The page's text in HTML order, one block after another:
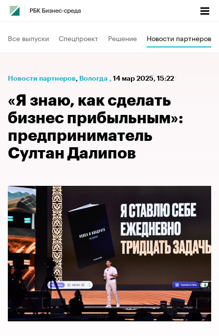
Все выпуски Спецпроект Решение Новости партнеров
Новости партнеров⁠, Вологда , 14 мар 2025, 15:22
«Я знаю, как сделать
бизнес прибыльным»:
предприниматель
Султан Далипов